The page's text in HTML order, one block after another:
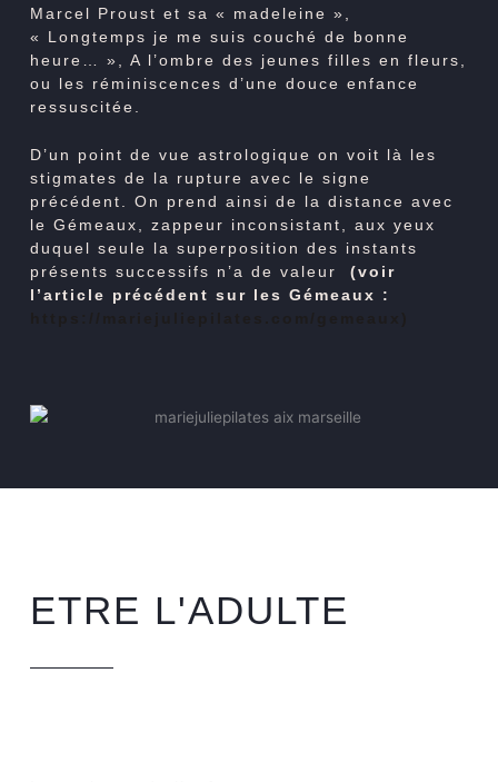
Marcel Proust et sa « madeleine »,
« Longtemps je me suis couché de bonne
heure… », A l’ombre des jeunes filles en fleurs,
ou les réminiscences d’une douce enfance
ressuscitée.
D’un point de vue astrologique on voit là les
stigmates de la rupture avec le signe
précédent. On prend ainsi de la distance avec
le Gémeaux, zappeur inconsistant, aux yeux
duquel seule la superposition des instants
présents successifs n’a de valeur
(voir
l’article précédent sur les Gémeaux :
ETRE L'ADULTE